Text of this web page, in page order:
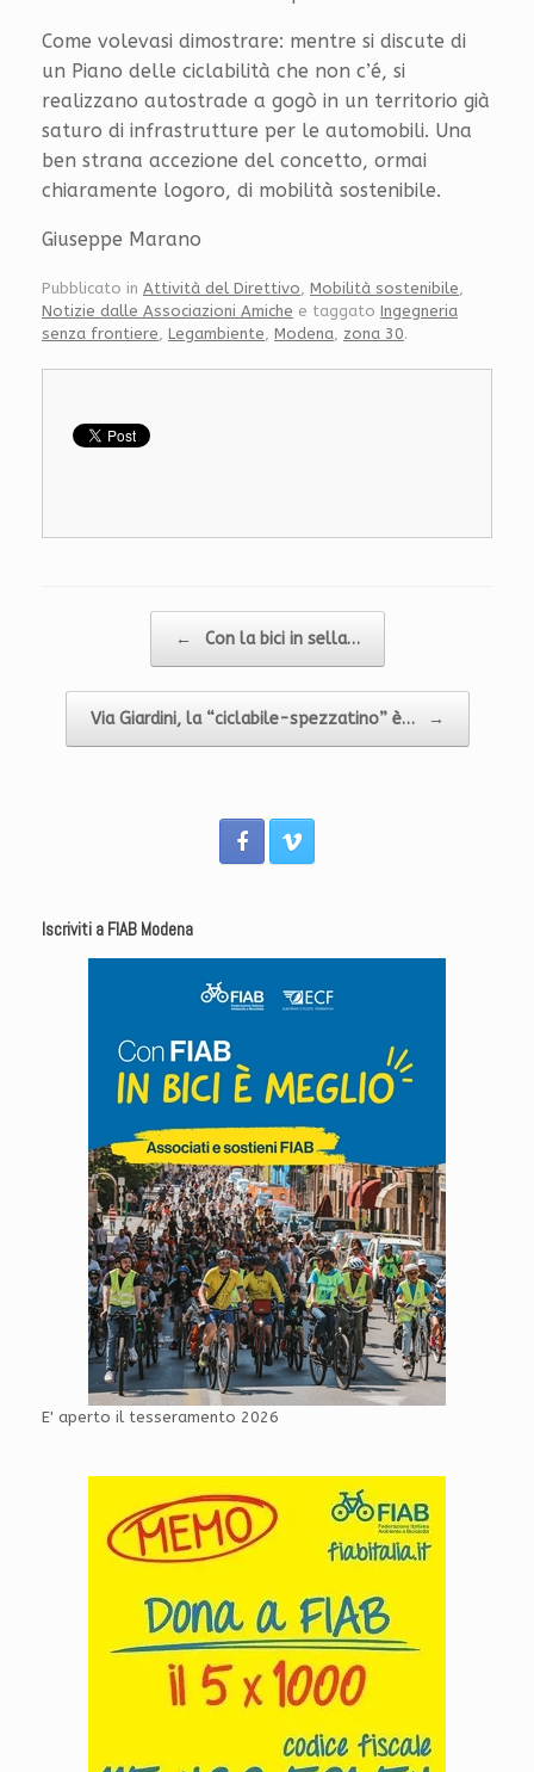
Come volevasi dimostrare: mentre si discute di
un Piano delle ciclabilità che non c’é, si
realizzano autostrade a gogò in un territorio già
saturo di infrastrutture per le automobili. Una
ben strana accezione del concetto, ormai
chiaramente logoro, di mobilità sostenibile.
Giuseppe Marano
Pubblicato in Attività del Direttivo, Mobilità sostenibile,
Notizie dalle Associazioni Amiche e taggato Ingegneria
senza frontiere, Legambiente, Modena, zona 30.
←
Con la bici in sella…
Via Giardini, la “ciclabile-spezzatino” è… →
Iscriviti a FIAB Modena
E' aperto il tesseramento 2026